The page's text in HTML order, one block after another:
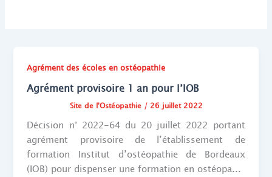
Agrément des écoles en ostéopathie
Agrément provisoire 1 an pour l’IOB
Site de l'Ostéopathie/ 26 juillet 2022
Décision n° 2022-64 du 20 juillet 2022 portant
agrément provisoire de l’établissement de
formation Institut d’ostéopathie de Bordeaux
(IOB) pour dispenser une formation en ostéopa...